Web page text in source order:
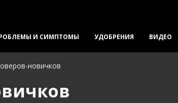
И СИМПТОМЫ УДОБРЕНИЯ ВИДЕО
новичков